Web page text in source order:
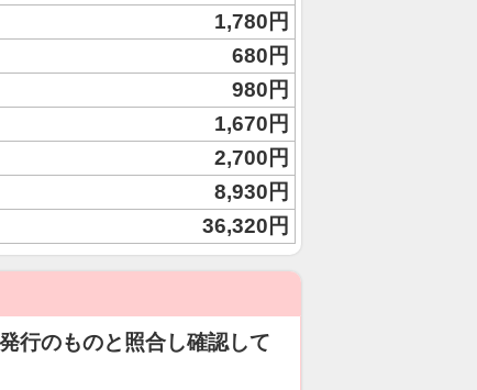
1,780円
680円
980円
1,670円
2,700円
8,930円
36,320円
行のものと照合し確認して